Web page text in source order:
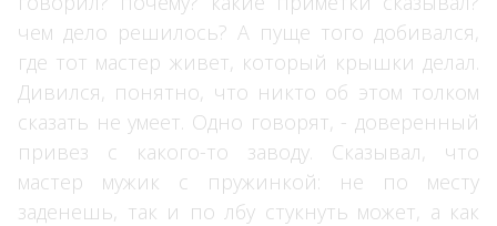
чем дело решилось? А пуще того добивался,
где тот мастер живет, который крышки делал.
Дивился, понятно, что никто об этом толком
сказать не умеет. Одно говорят, - доверенный
привез с какого-то заводу. Сказывал, что
мастер мужик с пружинкой: не по месту
заденешь, так и по лбу стукнуть может, а как